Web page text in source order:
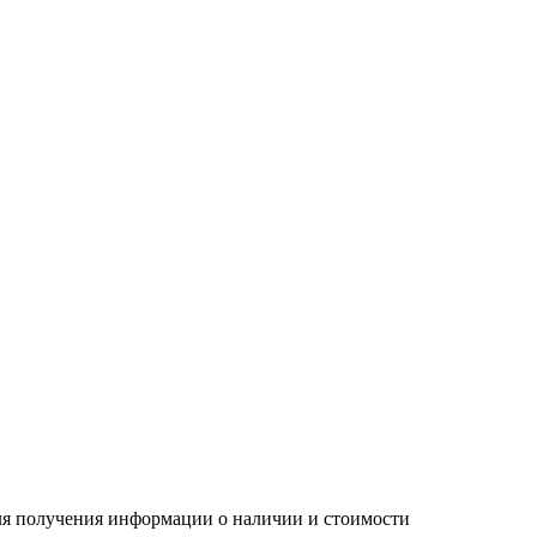
получения информации о наличии и стоимости